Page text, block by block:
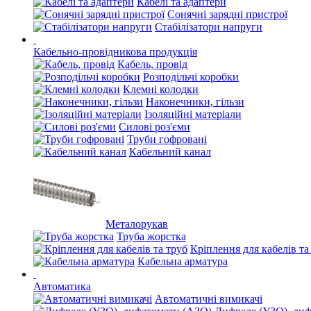
Сонячні зарядні пристрої
Стабілізатори напруги
Кабельно-провідникова продукція
Кабель, провід
Розподільчі коробки
Клемні колодки
Наконечники, гільзи
Ізоляційні матеріали
Силові роз'єми
Труби гофровані
Кабельний канал
Металорукав
Труба жорстка
Кріплення для кабелів
Кабельна арматура
Автоматика
Автоматичні вимикачі